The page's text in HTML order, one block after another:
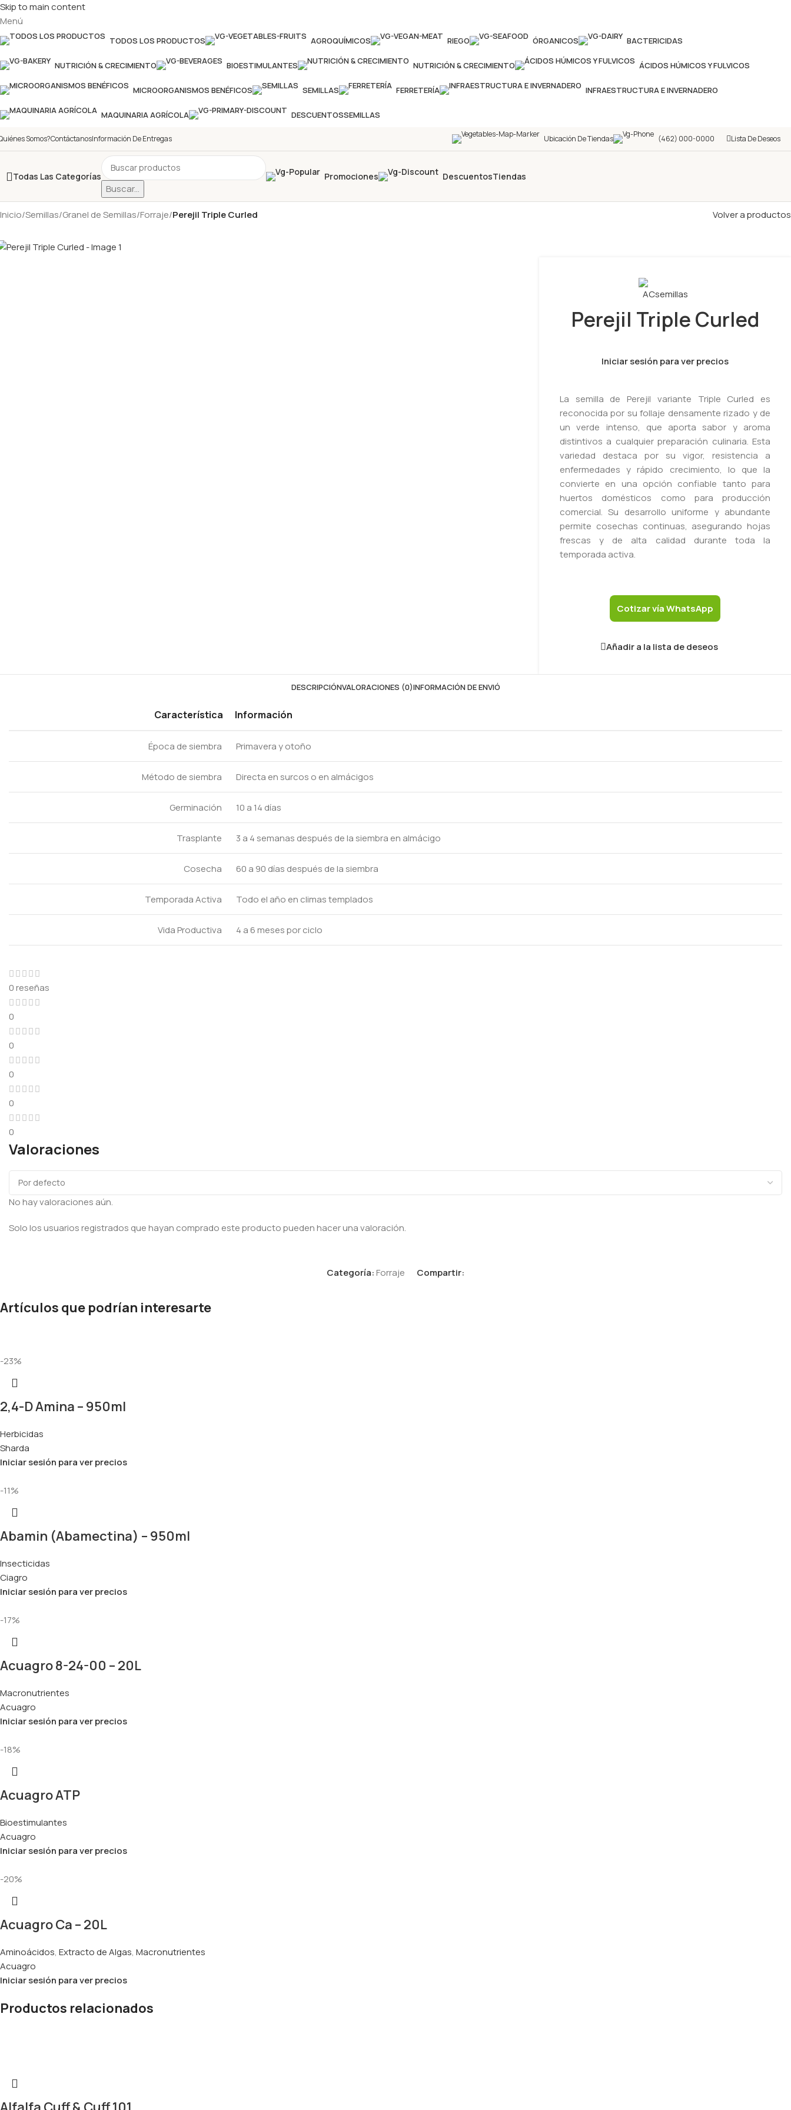
Skip to main content
Menú
TODOS LOS PRODUCTOS AGROQUÍMICOS RIEGO ÓRGANICOS BACTERICIDAS
NUTRICIÓN & CRECIMIENTO BIOESTIMULANTES NUTRICIÓN & CRECIMIENTO ÁCIDOS HÚMICOS Y FULVICOS
MICROORGANISMOS BENÉFICOS SEMILLAS FERRETERÍA INFRAESTRUCTURA E INVERNADERO
MAQUINARIA AGRÍCOLA DESCUENTOSSEMILLAS
Somos?ContáctanosInformación De Entregas Ubicación De Tiendas (462) 000-0000 Lista De Deseos
Todas Las Categorías
Buscar...
Promociones DescuentosTiendas
Inicio/Semillas/Granel de Semillas/Forraje/Perejil Triple Curled Volver a productos
Perejil Triple Curled
Iniciar sesión para ver precios
La semilla de Perejil variante Triple Curled es
reconocida por su follaje densamente rizado y de
un verde intenso, que aporta sabor y aroma
distintivos a cualquier preparación culinaria. Esta
variedad destaca por su vigor, resistencia a
enfermedades y rápido crecimiento, lo que la
convierte en una opción confiable tanto para
huertos domésticos como para producción
comercial. Su desarrollo uniforme y abundante
permite cosechas continuas, asegurando hojas
frescas y de alta calidad durante toda la
temporada activa.
Cotizar vía WhatsApp
Añadir a la lista de deseos
DESCRIPCIÓNVALORACIONES (0)INFORMACIÓN DE ENVIÓ
Característica Información
Época de siembra Primavera y otoño
Método de siembra Directa en surcos o en almácigos
Germinación 10 a 14 días
Trasplante 3 a 4 semanas después de la siembra en almácigo
Cosecha 60 a 90 días después de la siembra
Temporada Activa Todo el año en climas templados
Vida Productiva 4 a 6 meses por ciclo
0 reseñas
0
0
0
0
0
Valoraciones
No hay valoraciones aún.
Solo los usuarios registrados que hayan comprado este producto pueden hacer una valoración.
Categoría:Forraje Compartir:
Artículos que podrían interesarte
-23%
2,4-D Amina – 950ml
Herbicidas
Sharda
Iniciar sesión para ver precios
-11%
Abamin (Abamectina) – 950ml
Insecticidas
Ciagro
Iniciar sesión para ver precios
-17%
Acuagro 8-24-00 – 20L
Macronutrientes
Acuagro
Iniciar sesión para ver precios
-18%
Acuagro ATP
Bioestimulantes
Acuagro
Iniciar sesión para ver precios
-20%
Acuagro Ca – 20L
Aminoácidos, Extracto de Algas, Macronutrientes
Acuagro
Iniciar sesión para ver precios
Productos relacionados